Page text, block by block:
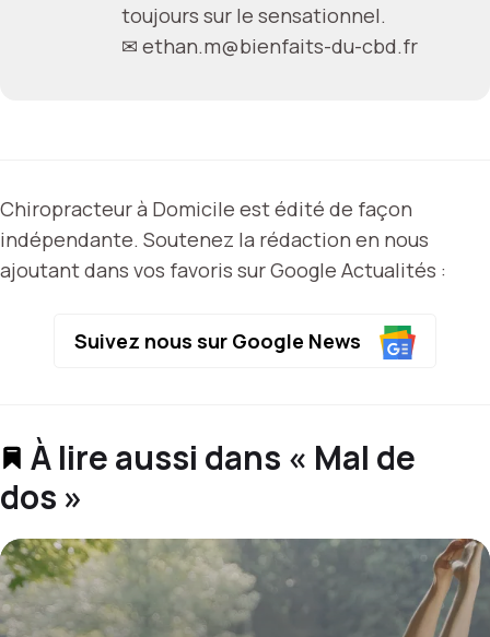
toujours sur le sensationnel.
✉ ethan.m@bienfaits-du-cbd.fr
Chiropracteur à Domicile est édité de façon
indépendante. Soutenez la rédaction en nous
ajoutant dans vos favoris sur Google Actualités :
Suivez nous sur Google News
À lire aussi dans « Mal de
dos »